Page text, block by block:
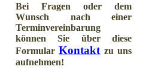
Bei Fragen oder dem
Wunsch nach einer
Terminvereinbarung
können Sie über diese
Formular Kontakt zu uns
aufnehmen!